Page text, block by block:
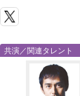
共演／関連タレント